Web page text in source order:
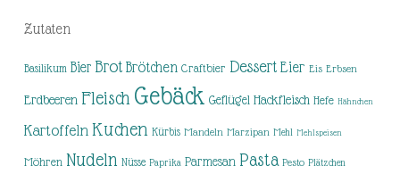
Zutaten
Basilikum Bier Brot Brötchen Craftbier Dessert Eier Eis Erbsen
Erdbeeren Fleisch Gebäck Geflügel Hackfleisch Hefe Hähnchen
Kartoffeln Kuchen Kürbis Mandeln Marzipan Mehl Mehlspeisen
Möhren Nudeln Nüsse Paprika Parmesan Pasta Pesto Plätzchen